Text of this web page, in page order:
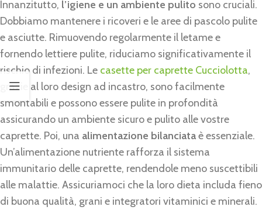
Innanzitutto, l’igiene e un ambiente pulito sono cruciali.
Dobbiamo mantenere i ricoveri e le aree di pascolo pulite
e asciutte. Rimuovendo regolarmente il letame e
fornendo lettiere pulite, riduciamo significativamente il
rischio di infezioni. Le casette per caprette Cucciolotta,
grazie al loro design ad incastro, sono facilmente
smontabili e possono essere pulite in profondità
assicurando un ambiente sicuro e pulito alle vostre
caprette. Poi, una alimentazione bilanciataè essenziale.
Un’alimentazione nutriente rafforza il sistema
immunitario delle caprette, rendendole meno suscettibili
alle malattie. Assicuriamoci che la loro dieta includa fieno
di buona qualità, grani e integratori vitaminici e minerali.